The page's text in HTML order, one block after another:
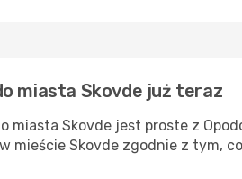
miasta Skovde już teraz
miasta Skovde jest proste z
mieście Skovde zgodnie z tym,